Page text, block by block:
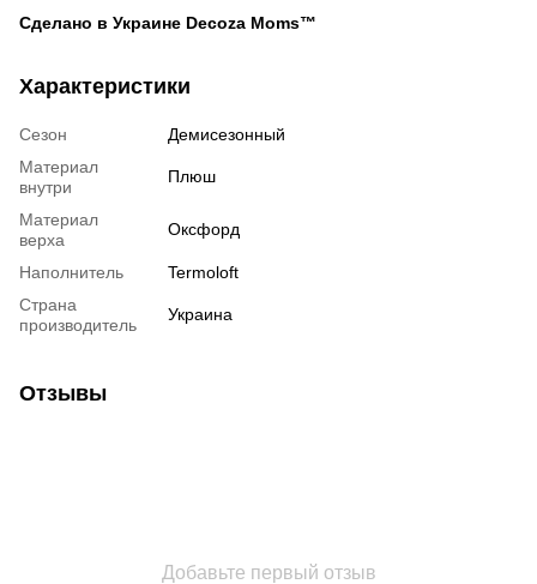
Сделано в Украине Decoza Moms™
Характеристики
Сезон
Демисезонный
Материал
внутри
Плюш
Материал
верха
Оксфорд
Наполнитель
Termoloft
Страна
производитель
Украина
Отзывы
Добавьте первый отзыв